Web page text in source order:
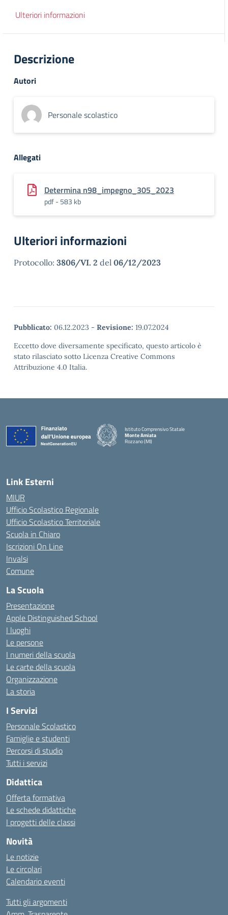
Ulteriori informazioni
Descrizione
Autori
Personale scolastico
Allegati
Determina n98_impegno_305_2023
pdf - 583 kb
Ulteriori informazioni
Protocollo: 3806/VI. 2 del 06/12/2023
Pubblicato: 06.12.2023 - Revisione: 19.07.2024
Eccetto dove diversamente specificato, questo articolo è
stato rilasciato sotto Licenza Creative Commons
Attribuzione 4.0 Italia.
Istituto Comprensivo Statale
Monte Amiata
Rozzano (MI)
Link Esterni
MIUR
Ufficio Scolastico Regionale
Ufficio Scolastico Territoriale
Scuola in Chiaro
Iscrizioni On Line
Invalsi
Comune
La Scuola
Presentazione
Apple Distinguished School
I luoghi
Le persone
I numeri della scuola
Le carte della scuola
Organizzazione
La storia
I Servizi
Personale Scolastico
Famiglie e studenti
Percorsi di studio
Tutti i servizi
Didattica
Offerta formativa
Le schede didattiche
I progetti delle classi
Novità
Le notizie
Le circolari
Calendario eventi
Tutti gli argomenti